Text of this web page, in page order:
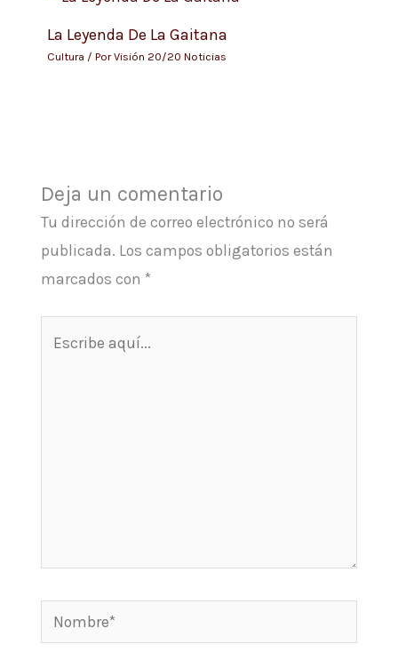
La Leyenda De La Gaitana
Cultura / PorVisión 20/20 Noticias
Deja un comentario
Tu dirección de correo electrónico no será
publicada. Los campos obligatorios están
marcados con *
Nombre*